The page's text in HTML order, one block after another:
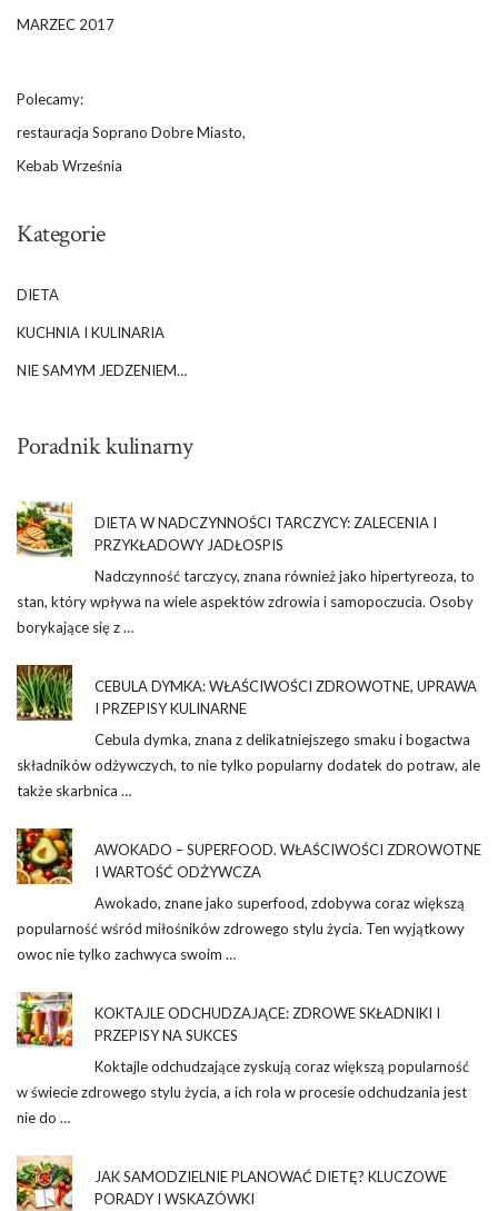
MARZEC 2017
Polecamy:
restauracja Soprano Dobre Miasto,
Kebab Września
Kategorie
DIETA
KUCHNIA I KULINARIA
NIE SAMYM JEDZENIEM…
Poradnik kulinarny
DIETA W NADCZYNNOŚCI TARCZYCY: ZALECENIA I
PRZYKŁADOWY JADŁOSPIS
Nadczynność tarczycy, znana również jako hipertyreoza, to
stan, który wpływa na wiele aspektów zdrowia i samopoczucia. Osoby
borykające się z …
CEBULA DYMKA: WŁAŚCIWOŚCI ZDROWOTNE, UPRAWA
I PRZEPISY KULINARNE
Cebula dymka, znana z delikatniejszego smaku i bogactwa
składników odżywczych, to nie tylko popularny dodatek do potraw, ale
także skarbnica …
AWOKADO – SUPERFOOD. WŁAŚCIWOŚCI ZDROWOTNE
I WARTOŚĆ ODŻYWCZA
Awokado, znane jako superfood, zdobywa coraz większą
popularność wśród miłośników zdrowego stylu życia. Ten wyjątkowy
owoc nie tylko zachwyca swoim …
KOKTAJLE ODCHUDZAJĄCE: ZDROWE SKŁADNIKI I
PRZEPISY NA SUKCES
Koktajle odchudzające zyskują coraz większą popularność
w świecie zdrowego stylu życia, a ich rola w procesie odchudzania jest
nie do …
JAK SAMODZIELNIE PLANOWAĆ DIETĘ? KLUCZOWE
PORADY I WSKAZÓWKI